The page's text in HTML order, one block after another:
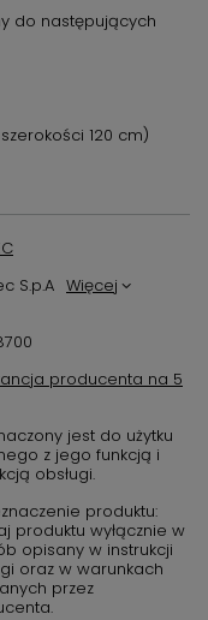
do następujących
120 cm)
S.p.A Więcej
producenta na 5
jest do użytku
z jego funkcją i
obsługi.
produktu:
produktu wyłącznie w
opisany w instrukcji
oraz w warunkach
przez